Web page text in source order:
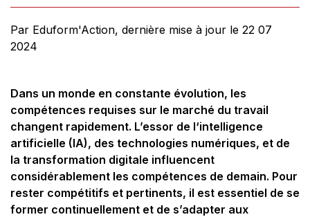
Par Eduform'Action, dernière mise à jour le 22 07
2024
Dans un monde en constante évolution, les
compétences requises sur le marché du travail
changent rapidement. L’essor de l‘intelligence
artificielle (IA), des technologies numériques, et de
la transformation digitale influencent
considérablement les compétences de demain. Pour
rester compétitifs et pertinents, il est essentiel de se
former continuellement et de s’adapter aux